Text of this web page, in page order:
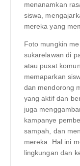
menanamkan
siswa,
mereka yang
Foto mungkin
sukarelawan di
atau pusat
memaparkan
dan mendorong
yang aktif dan
juga
kampanye
sampah, dan
mereka. Hal ini
lingkungan dan